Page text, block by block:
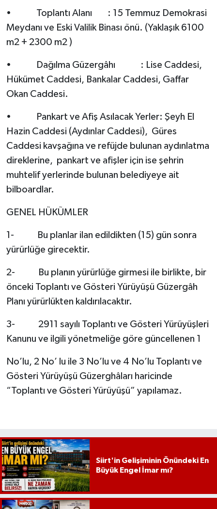
• Toplantı Alanı : 15 Temmuz Demokrasi
Meydanı ve Eski Valilik Binası önü. (Yaklaşık 6100
m2 + 2300 m2 )
• Dağılma Güzergâhı : Lise Caddesi,
Hükümet Caddesi, Bankalar Caddesi, Gaffar
Okan Caddesi.
• Pankart ve Afiş Asılacak Yerler: Şeyh El
Hazin Caddesi (Aydınlar Caddesi), Güres
Caddesi kavşağına ve refüjde bulunan aydınlatma
direklerine, pankart ve afişler için ise şehrin
muhtelif yerlerinde bulunan belediyeye ait
bilboardlar.
GENEL HÜKÜMLER
1- Bu planlar ilan edildikten (15) gün sonra
yürürlüğe girecektir.
2- Bu planın yürürlüğe girmesi ile birlikte, bir
önceki Toplantı ve Gösteri Yürüyüşü Güzergâh
Planı yürürlükten kaldırılacaktır.
3- 2911 sayılı Toplantı ve Gösteri Yürüyüşleri
Kanunu ve ilgili yönetmeliğe göre güncellenen 1
No’lu, 2 No’ lu ile 3 No’lu ve 4 No’lu Toplantı ve
Gösteri Yürüyüşü Güzerghâları haricinde
“Toplantı ve Gösteri Yürüyüşü” yapılamaz.
Siirt'in Gelişiminin Önündeki En
Büyük Engel İmar mı?